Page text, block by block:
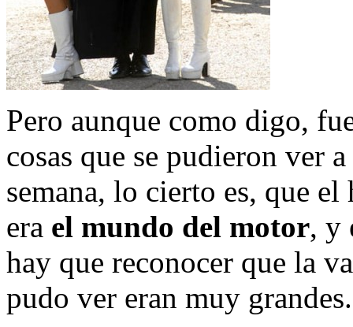
Pero aunque como digo,
cosas que se pudieron ver
semana, lo cierto es, que
era el mundo del motor, y
hay que reconocer que la
pudo ver eran muy grandes.